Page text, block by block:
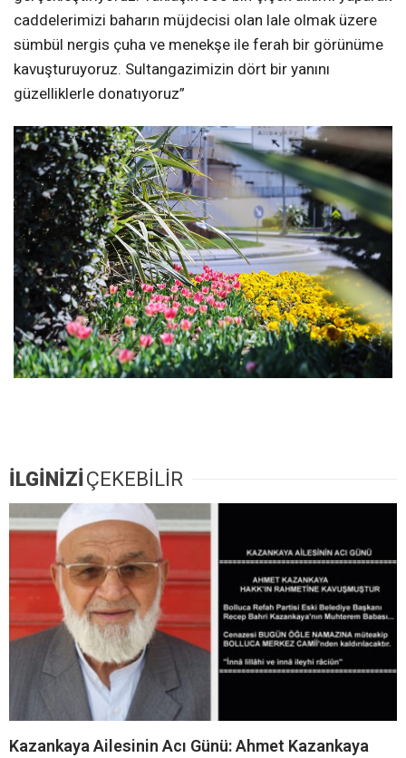
caddelerimizi baharın müjdecisi olan lale olmak üzere
sümbül nergis çuha ve menekşe ile ferah bir görünüme
kavuşturuyoruz. Sultangazimizin dört bir yanını
güzelliklerle donatıyoruz”
İLGİNİZİÇEKEBİLİR
Kazankaya Ailesinin Acı Günü: Ahmet Kazankaya